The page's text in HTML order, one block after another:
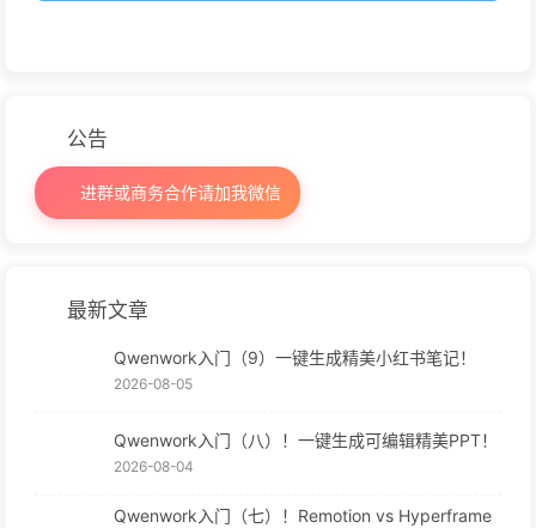
公告
进群或商务合作请加我微信
最新文章
Qwenwork入门（9）一键生成精美小红书笔记！
2026-08-05
Qwenwork入门（八）！一键生成可编辑精美PPT！
2026-08-04
Qwenwork入门（七）！Remotion vs Hyperframe